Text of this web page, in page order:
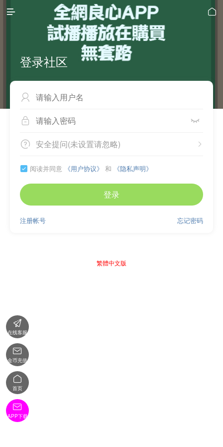
 
登录社区

 
 
安全提问(未设置请忽略)
 阅读并同意 《用户协议》 和 《隐私声明》
登录
忘记密码
注册帐号
繁體中文版

在线客服

金币充值

首页

APP下载